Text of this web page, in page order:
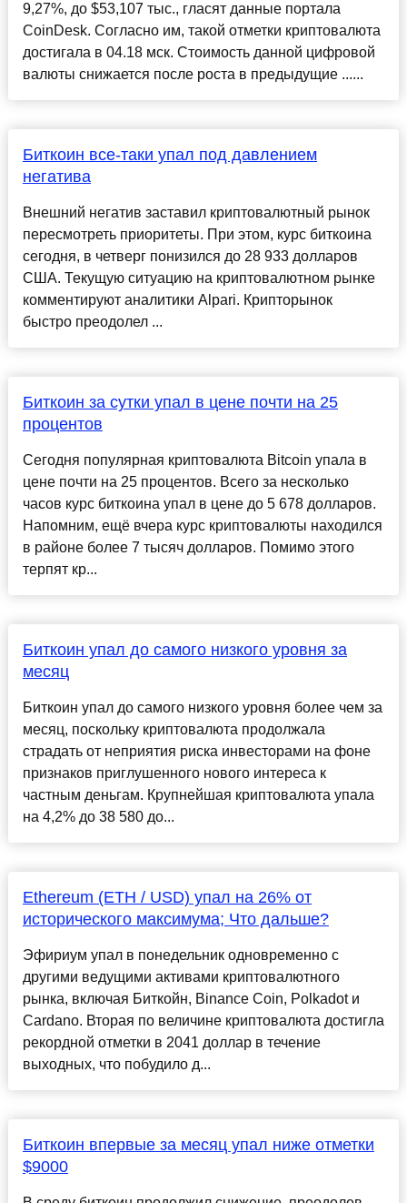
9,27%, до $53,107 тыс., гласят данные портала
CoinDesk. Согласно им, такой отметки криптовалюта
достигала в 04.18 мск. Стоимость данной цифровой
валюты снижается после роста в предыдущие ......
Биткоин все-таки упал под давлением
негатива
Внешний негатив заставил криптовалютный рынок
пересмотреть приоритеты. При этом, курс биткоина
сегодня, в четверг понизился до 28 933 долларов
США. Текущую ситуацию на криптовалютном рынке
комментируют аналитики Alpari. Крипторынок
быстро преодолел ...
Биткоин за сутки упал в цене почти на 25
процентов
Сегодня популярная криптовалюта Bitcoin упала в
цене почти на 25 процентов. Всего за несколько
часов курс биткоина упал в цене до 5 678 долларов.
Напомним, ещё вчера курс криптовалюты находился
в районе более 7 тысяч долларов. Помимо этого
терпят кр...
Биткоин упал до самого низкого уровня за
месяц
Биткоин упал до самого низкого уровня более чем за
месяц, поскольку криптовалюта продолжала
страдать от неприятия риска инвесторами на фоне
признаков приглушенного нового интереса к
частным деньгам. Крупнейшая криптовалюта упала
на 4,2% до 38 580 до...
Ethereum (ETH / USD) упал на 26% от
исторического максимума; Что дальше?
Эфириум упал в понедельник одновременно с
другими ведущими активами криптовалютного
рынка, включая Биткойн, Binance Coin, Polkadot и
Cardano. Вторая по величине криптовалюта достигла
рекордной отметки в 2041 доллар в течение
выходных, что побудило д...
Биткоин впервые за месяц упал ниже отметки
$9000